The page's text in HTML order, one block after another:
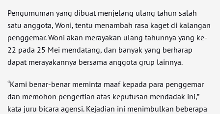
Pengumuman yang dibuat menjelang ulang tahun salah
satu anggota, Woni, tentu menambah rasa kaget di kalangan
penggemar. Woni akan merayakan ulang tahunnya yang ke-
22 pada 25 Mei mendatang, dan banyak yang berharap
dapat merayakannya bersama anggota grup lainnya.
“Kami benar-benar meminta maaf kepada para penggemar
dan memohon pengertian atas keputusan mendadak ini,”
kata juru bicara agensi. Kejadian ini menimbulkan beberapa